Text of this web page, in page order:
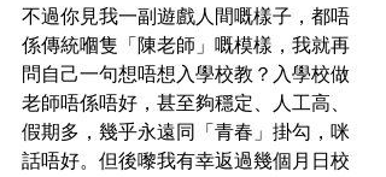
不過你見我一副遊戲人間嘅樣子，都唔
係傳統嗰隻「陳老師」嘅模樣，我就再
問自己一句想唔想入學校教？入學校做
老師唔係唔好，甚至夠穩定、人工高、
假期多，幾乎永遠同「青春」掛勾，咪
話唔好。但後嚟我有幸返過幾個月日校